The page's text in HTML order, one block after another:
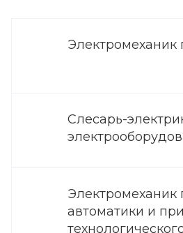
Электромеханик
Слесарь-
Электромеханик
автоматики и